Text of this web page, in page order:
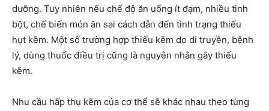
dưỡng. Tuy nhiên nếu chế độ ăn uống ít đạm, nhiều tinh
bột, chế biến món ăn sai cách dẫn đến tình trạng thiếu
hụt kẽm. Một số trường hợp thiếu kẽm do di truyền, bệnh
lý, dùng thuốc điều trị cũng là nguyên nhân gây thiếu
kẽm.
Nhu cầu hấp thụ kẽm của cơ thể sẽ khác nhau theo từng